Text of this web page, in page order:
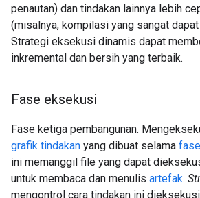
penautan) dan tindakan lainnya lebih
(misalnya, kompilasi yang sangat
Strategi eksekusi dinamis dapat
inkremental dan bersih yang terbaik.
Fase eksekusi
Fase ketiga pembangunan.
grafik tindakan yang dibuat selama
ini memanggil file yang dapat
untuk membaca dan menulis artefak.
mengontrol cara tindakan ini